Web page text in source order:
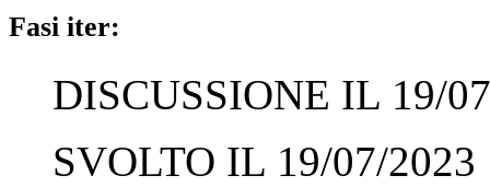
Fasi iter:
DISCUSSIONE IL 19/
SVOLTO IL 19/07/2023